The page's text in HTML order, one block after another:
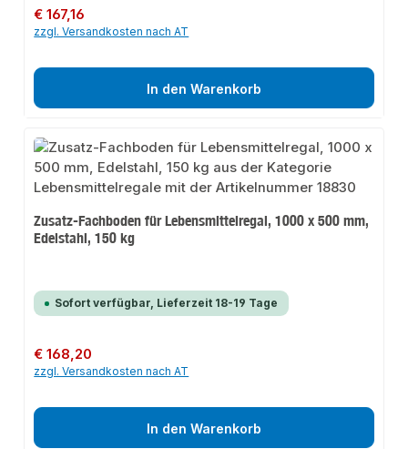
Regulärer Preis:
€ 167,16
zzgl. Versandkosten nach AT
In den Warenkorb
Zusatz-Fachboden für Lebensmittelregal, 1000 x 500 mm,
Edelstahl, 150 kg
Sofort verfügbar, Lieferzeit 18-19 Tage
Regulärer Preis:
€ 168,20
zzgl. Versandkosten nach AT
In den Warenkorb